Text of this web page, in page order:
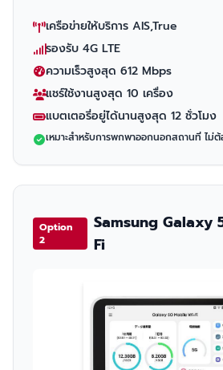
เครือข่ายให้บริการ AIS,True
รองรับ 4G LTE
ความเร็วสูงสุด 612 Mbps
แชร์ใช้งานสูงสุด 10 เครื่อง
แบตเตอรี่อยู่ได้นานสูงสุด 12 ชั่วโมง
เหมาะสำหรับการพกพาออกนอกสถานที่ ไม่
Option
2
Samsung Galaxy
Fi